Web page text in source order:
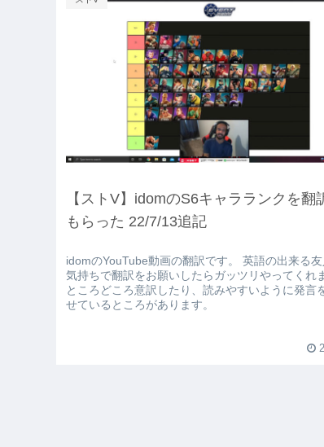
【ストV】idomのS6キャラランクを翻
もらった 22/7/13追記
idomのYouTube動画の翻訳です。 英語の出来る
気持ちで翻訳をお願いしたらガッツリやってくれ
ところどころ意訳したり、読みやすいように発言
せているところがあります。